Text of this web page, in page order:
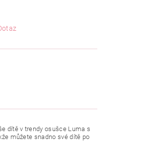
dítě v trendy osušce Luma s
můžete snadno své dítě po